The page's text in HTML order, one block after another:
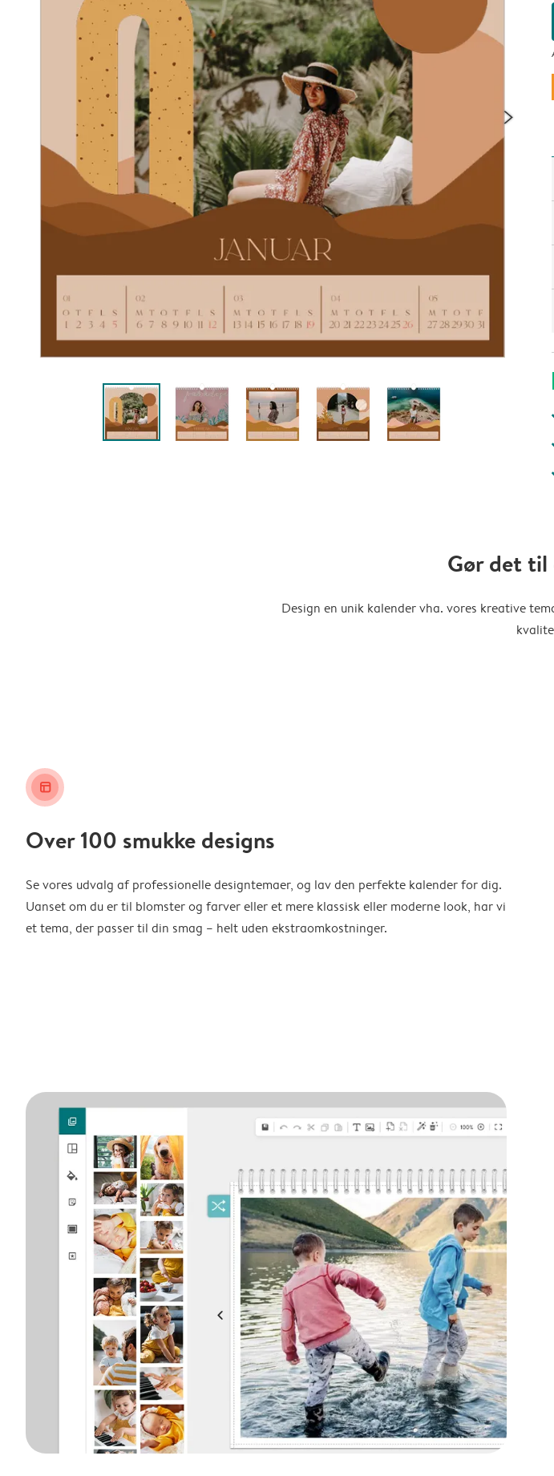
Gør det
Design en unik kalender vha. vores kreative
layout_alt
Over 100 smukke designs
Se vores udvalg af professionelle designtemaer, og lav den perfekte kalender for dig.
Uanset om du er til blomster og farver eller et mere klassisk eller moderne look, har vi
et tema, der passer til din smag – helt uden ekstraomkostninger.